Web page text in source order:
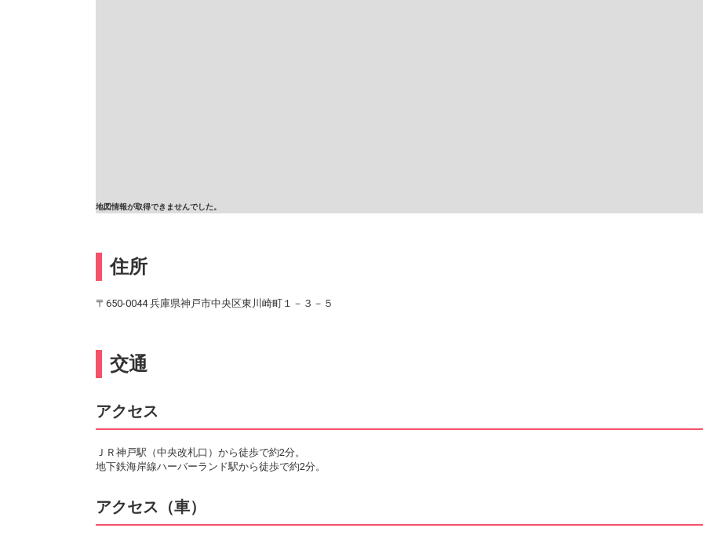
地図情報が取得できませんでした。
住所
〒650-0044 兵庫県神戸市中央区東川崎町１－３－５
交通
アクセス
ＪＲ神戸駅（中央改札口）から徒歩で約2分。
地下鉄海岸線ハーバーランド駅から徒歩で約2分。
アクセス（車）